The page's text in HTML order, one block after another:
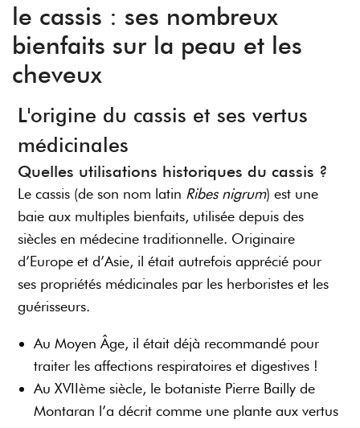
le cassis : ses nombreux
bienfaits sur la peau et les
cheveux
L'origine du cassis et ses vertus
médicinales
Quelles utilisations historiques du cassis ?
Le cassis (de son nom latin Ribes nigrum) est une
baie aux multiples bienfaits, utilisée depuis des
siècles en médecine traditionnelle. Originaire
d’Europe et d’Asie, il était autrefois apprécié pour
ses propriétés médicinales par les herboristes et les
guérisseurs.
Au Moyen Âge, il était déjà recommandé pour
traiter les affections respiratoires et digestives !
Au XVIIème siècle, le botaniste Pierre Bailly de
Montaran l’a décrit comme une plante aux vertus